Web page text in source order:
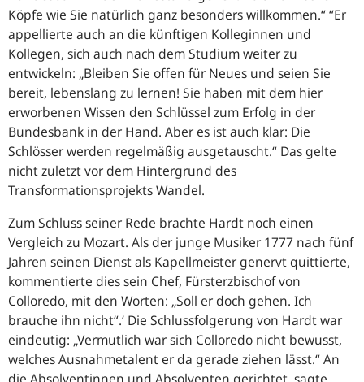
Köpfe wie Sie natürlich ganz besonders willkommen.“ Er
appellierte auch an die künftigen Kolleginnen und
Kollegen, sich auch nach dem Studium weiter zu
entwickeln: Bleiben Sie offen für Neues und seien Sie
bereit, lebenslang zu lernen! Sie haben mit dem hier
erworbenen Wissen den Schlüssel zum Erfolg in der
Bundesbank in der Hand. Aber es ist auch klar: Die
Schlösser werden regelmäßig ausgetauscht. Das gelte
nicht zuletzt vor dem Hintergrund des
Transformationsprojekts Wandel.
Zum Schluss seiner Rede brachte Hardt noch einen
Vergleich zu Mozart. Als der junge Musiker 1777 nach fünf
Jahren seinen Dienst als Kapellmeister genervt quittierte,
kommentierte dies sein Chef, Fürsterzbischof von
Colloredo, mit den Worten: Soll er doch gehen. Ich
brauche ihn nicht .‘ Die Schlussfolgerung von Hardt war
eindeutig: Vermutlich war sich Colloredo nicht bewusst,
welches Ausnahmetalent er da gerade ziehen lässt. An